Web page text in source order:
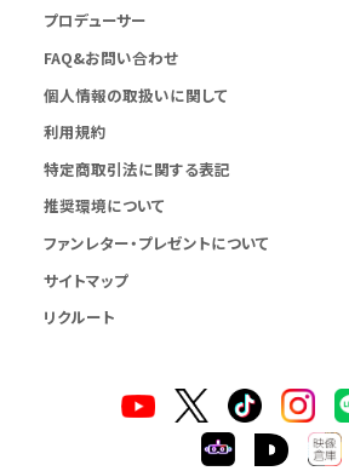
プロデューサー
FAQ&お問い合わせ
個人情報の取扱いに関して
利用規約
特定商取引法に関する表記
推奨環境について
ファンレター・プレゼントについて
サイトマップ
リクルート